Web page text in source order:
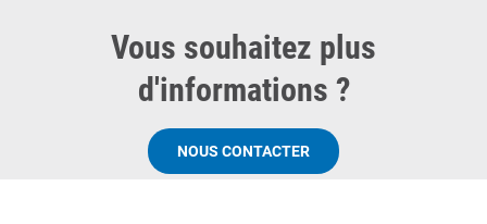
Vous souhaitez plus
d'informations ?
NOUS CONTACTER